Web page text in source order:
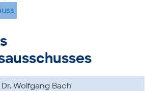
Dr. Wolfgang Bach